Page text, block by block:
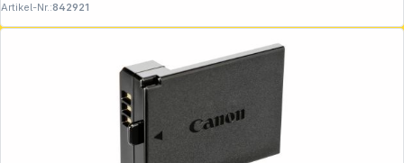
Artikel-Nr.:842921